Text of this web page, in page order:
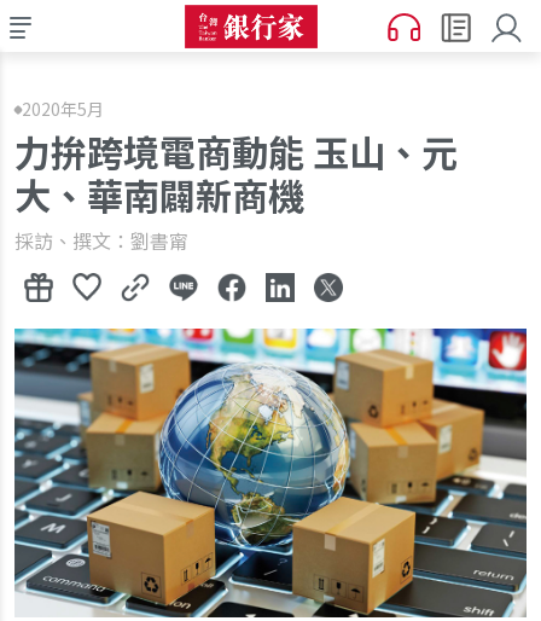
2020年5月
力拚跨境電商動能 玉山、元
大、華南闢新商機
採訪、撰文：劉書甯